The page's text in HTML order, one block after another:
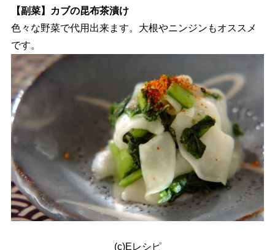
【副菜】カブの昆布茶漬け
色々な野菜で代用出来ます。大根やニンジンもオススメ
です。
(c)Eレシピ